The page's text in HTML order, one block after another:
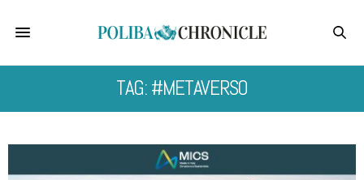
TAG: #METAVERSO